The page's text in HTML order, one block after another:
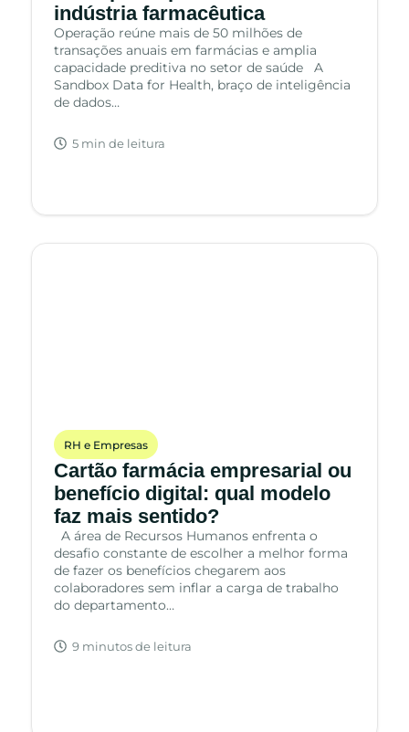
indústria farmacêutica
Operação reúne mais de 50 milhões de
transações anuais em farmácias e amplia
capacidade preditiva no setor de saúde A
Sandbox Data for Health, braço de inteligência
de dados…
5 min de leitura
RH e Empresas
Cartão farmácia empresarial ou
benefício digital: qual modelo
faz mais sentido?
A área de Recursos Humanos enfrenta o
desafio constante de escolher a melhor forma
de fazer os benefícios chegarem aos
colaboradores sem inflar a carga de trabalho
do departamento…
9 minutos de leitura